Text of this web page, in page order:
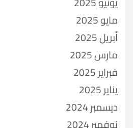
مايو 2025
أبريل 2025
مارس 2025
فبراير 2025
يناير 2025
ديسمبر 2024
نوفمبر 2024